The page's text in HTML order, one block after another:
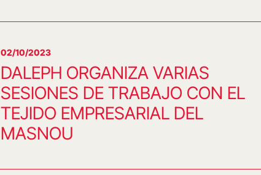
02/10/2023
DALEPH ORGANIZA VARIAS
SESIONES DE TRABAJO CON EL
TEJIDO EMPRESARIAL DEL
MASNOU